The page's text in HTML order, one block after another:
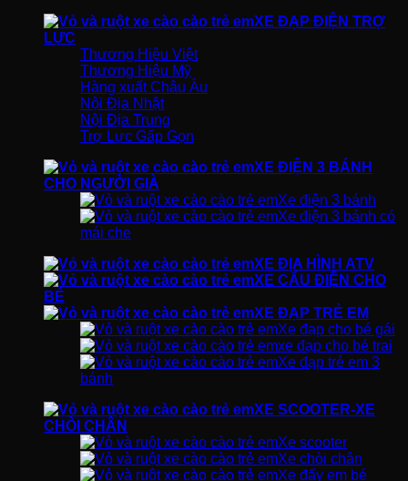
XE ĐẠP ĐIỆN TRỢ
LỰC
Thương Hiệu Việt
Thương Hiệu Mỹ
Hàng xuất Châu Âu
Nội Địa Nhật
Nội Địa Trung
Trợ Lực Gấp Gọn
XE ĐIỆN 3 BÁNH
CHO NGƯỜI GIÀ
Xe điện 3 bánh
Xe điện 3 bánh có
mái che
XE ĐỊA HÌNH ATV
XE CẨU ĐIỆN CHO
BÉ
XE ĐẠP TRẺ EM
Xe đạp cho bé gái
xe đạp cho bé trai
Xe đạp trẻ em 3
bánh
XE SCOOTER-XE
CHÒI CHÂN
Xe scooter
Xe chòi chân
Xe đẩy em bé